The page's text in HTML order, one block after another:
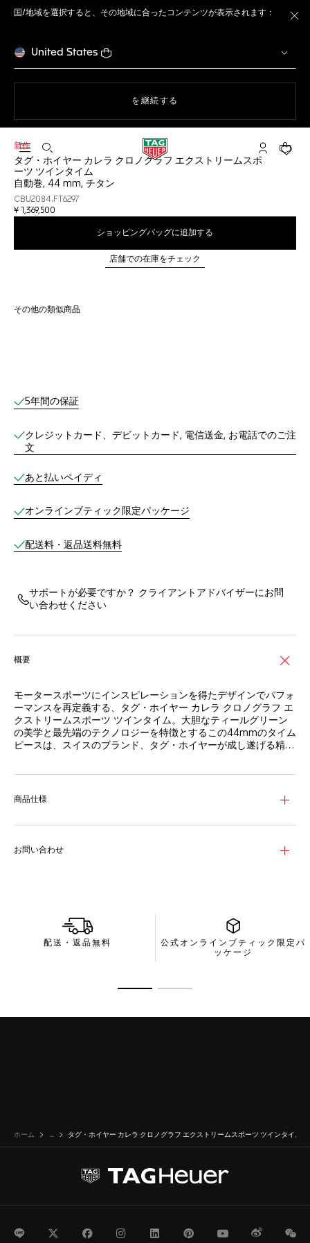
国/地域を選択すると、その地域に合ったコンテンツが表示されます：
United States
ウェブサイト上のナビゲーション
を継続する
検索画面を開く マイ タグ・
ショ
新作
タグ・ホイヤー カレラ クロノグラフ エクストリームスポ
ーツ ツインタイム
自動巻, 44 mm, チタン
CBU2084.FT6297
¥ 1,369,500
ショッピングバッグに追加する
店舗での在庫をチェック
その他の類似商品
オンラインブティックサービス
5年間の保証
クレジットカード、デビットカード, 電信送金, お電話でのご注
文
あと払いペイディ
オンラインブティック限定パッケージ
配送料・返品送料無料
サポートが必要ですか？ クライアントアドバイザーにお問
い合わせください
概要
モータースポーツにインスピレーションを得たデザインでパフォ
ーマンスを再定義する、タグ・ホイヤー カレラ クロノグラフ エ
クストリームスポーツ ツインタイム。大胆なティールグリーン
の美学と最先端のテクノロジーを特徴とするこの44mmのタイム
ピースは、スイスのブランド、タグ・ホイヤーが成し遂げる精巧
ックのフランジがダイナミックなタッチを添え、レッドとティー
を強調します。
時間のパワーリザーブを誇る、革新的自社製GMTクロノグラフ
キャリバーです。ケースバックにあしらわれたビクトリーリース
のシンボルが、タグ・ホイヤーがもつモータースポーツの勝利の
商品仕様
お問い合わせ
配送・返品無料
公式オンラインブティック限定パ
ッケージ
ホーム ... タグ・ホイヤー カレラ クロノグラフ エクストリームスポーツ ツインタイム
TwitterFacebookInstagramLinkedInPinterestYoutubeWeibo